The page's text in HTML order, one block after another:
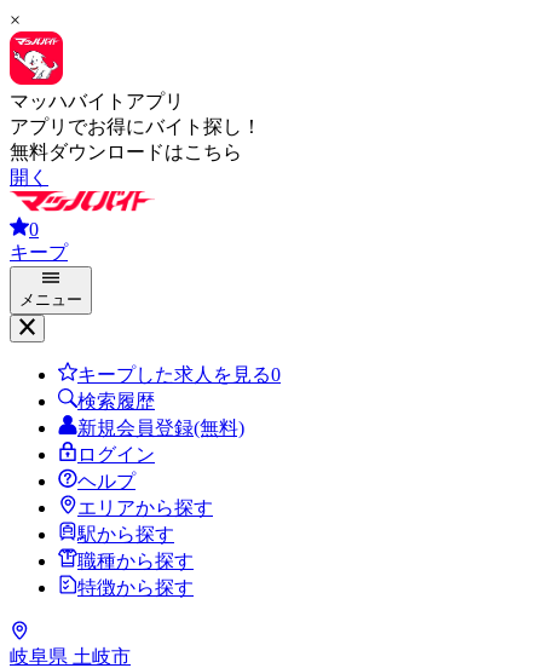
×
マッハバイトアプリ
アプリでお得にバイト探し！
無料ダウンロードはこちら
開く
0
キープ
メニュー
キープした求人を見る0
検索履歴
新規会員登録(無料)
ログイン
ヘルプ
エリアから探す
駅から探す
職種から探す
特徴から探す
岐阜県 土岐市